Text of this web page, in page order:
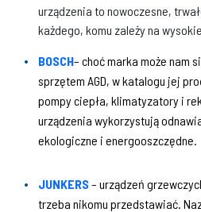
urządzenia to nowoczesne,
każdego, komu zależy na
BOSCH– choć marka może nam
sprzętem AGD, w katalogu jej
pompy ciepła, klimatyzatory i
urządzenia wykorzystują
ekologiczne i energooszczędne.
JUNKERS– urządzeń
trzeba nikomu przedstawiać.